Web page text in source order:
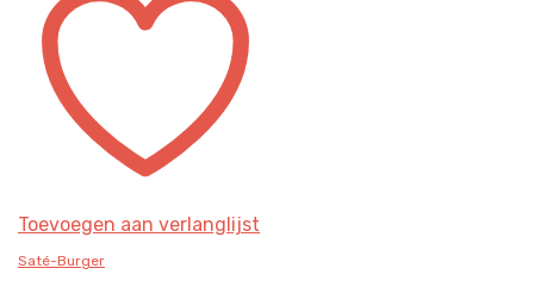
Toevoegen aan verlanglijst
Saté-Burger